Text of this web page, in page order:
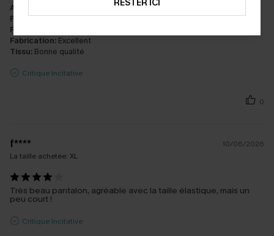
Apparence:
Performance:Répond aux attentes
Rapport qualité/prix:
Fabrication: Excellent
Tissu: Bonne qualité
Critique Incitative
0
f****
10/06/2026
La taille achetée: XL
Très beau pantalon, agréable avec la taille élastique, mais un
peu court !
Critique Incitative
RESTER ICI